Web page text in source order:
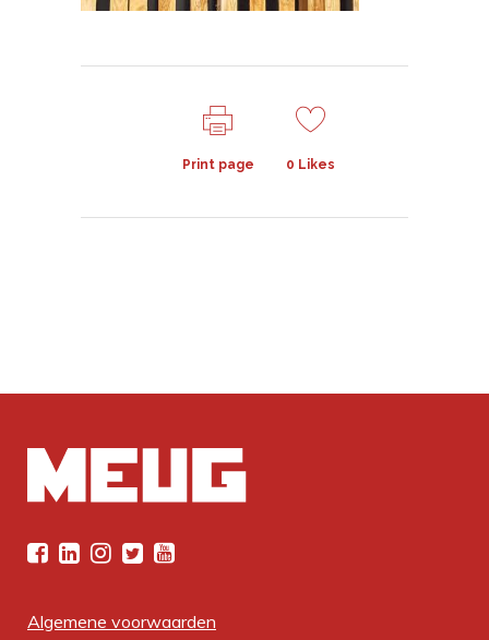
Print page 0 Likes
Algemene voorwaarden